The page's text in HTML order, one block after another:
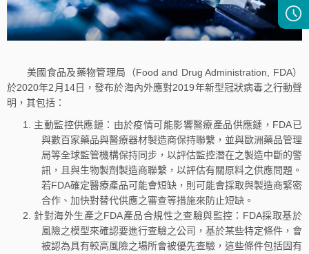
美國食品及藥物管理局（Food and Drug Administration, FDA）
於2020年2月14日，發布於海內外應對2019年新型冠狀病毒之行動聲
明，其包括：
主動監控供應鏈：由於疫情可能影響醫療產品供應鏈，FDA已
與數百家藥品與醫療器材製造商保持聯繫，並與歐洲藥品管理
局等全球監管機構保持同步，以評估監控潛在之製造中斷的警
訊，且與生物製劑製造商聯繫，以評估有關原料之供應問題。
若FDA確定醫療產品可能會短缺，則可能會採取與製造商緊密
合作、加快對替代供應之審查等措施來防止短缺。
針對海外生產之FDA產品合規性之查驗與監控：FDA採取基於
風險之模型來確認要進行查驗之公司，基於某些特定條件，會
被認為具有較高風險之場所會被優先查驗，這些條件包括固有